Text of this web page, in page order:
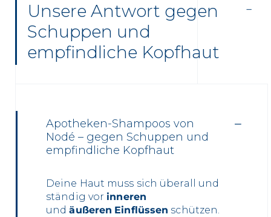
Unsere Antwort gegen
Schuppen und
empfindliche Kopfhaut
Apotheken-Shampoos von
Nodé – gegen Schuppen und
empfindliche Kopfhaut
Deine Haut muss sich überall und
ständig vor inneren
undäußeren Einflüssen schützen.